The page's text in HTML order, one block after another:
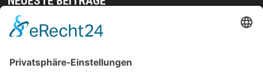
Mit gezielten Übungen zur Sicherheit in allen
Sprachaufgaben mühelos